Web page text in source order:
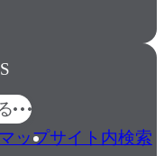
ップサイト内検索